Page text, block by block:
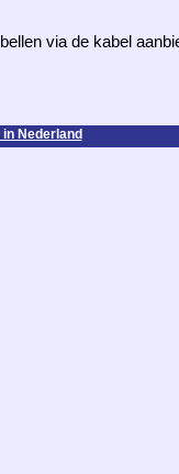
via de kabel
Nederland